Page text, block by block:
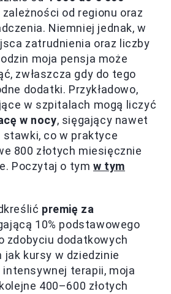
zależności od regionu oraz
Niemniej jednak, w
zatrudnienia oraz liczby
moja pensja może
zwłaszcza gdy do tego
dodatki. Przykładowo,
w szpitalach mogą liczyć
w nocy, sięgający nawet
stawki, co w praktyce
800 złotych miesięcznie
Poczytaj o tymw tym
premię za
10% podstawowego
zdobyciu dodatkowych
kursy w dziedzinie
terapii, moja
400–600 złotych